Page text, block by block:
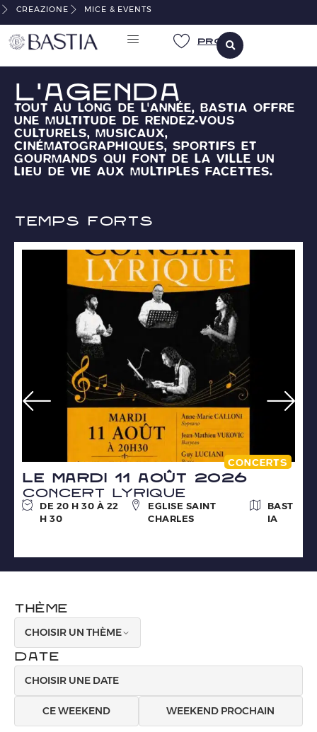
CREAZIONE MICE & EVENTS
Pro
L'agenda
TOUT AU LONG DE L'ANNÉE, BASTIA OFFRE
UNE MULTITUDE DE RENDEZ-VOUS
CULTURELS, MUSICAUX,
CINÉMATOGRAPHIQUES, SPORTIFS ET
GOURMANDS QUI FONT DE LA VILLE UN
LIEU DE VIE AUX MULTIPLES FACETTES.
CONCERTS
le mardi 11 août 2026
Concert lyrique
DE 20 H 30 À 22
H 30
EGLISE SAINT
CHARLES
BAST
IA
Temps forts
THÈME
CHOISIR UN THÈME
DATE
CE WEEKEND WEEKEND PROCHAIN